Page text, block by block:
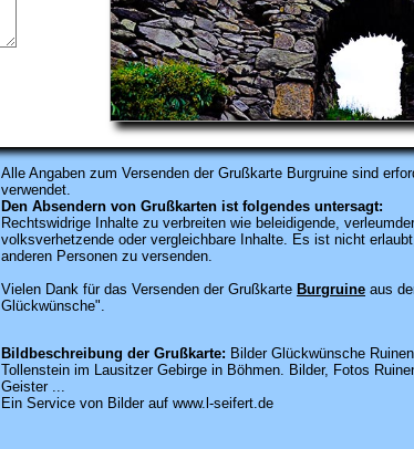
Alle Angaben zum Versenden der Grußkarte Burgruine sind
verwendet.
Den Absendern von Grußkarten ist folgendes untersagt:
Rechtswidrige Inhalte zu verbreiten wie beleidigende,
volksverhetzende oder vergleichbare Inhalte. Es ist nicht
anderen Personen zu versenden.
Vielen Dank für das Versenden der Grußkarte Burgruine aus
Glückwünsche".
Bildbeschreibung der Grußkarte: Bilder Glückwünsche
Tollenstein im Lausitzer Gebirge in Böhmen. Bilder, Fotos
Geister ...
Ein Service von Bilder auf www.l-seifert.de